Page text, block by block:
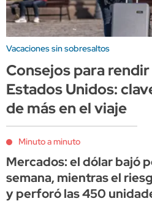
Vacaciones sin sobresaltos
Consejos para
Estados Unidos:
de más en el viaje
Minuto a minuto
Mercados: el dólar bajó
semana, mientras el
y perforó las 450